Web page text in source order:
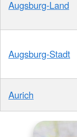
Augsburg-Land
Augsburg-Stadt
Aurich